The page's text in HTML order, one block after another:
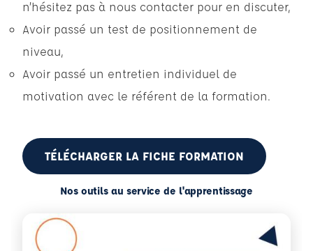
n’hésitez pas à nous contacter pour en discuter,
Avoir passé un test de positionnement de
niveau,
Avoir passé un entretien individuel de
motivation avec le référent de la formation.
TÉLÉCHARGER LA FICHE FORMATION
Nos outils au service de l'apprentissage